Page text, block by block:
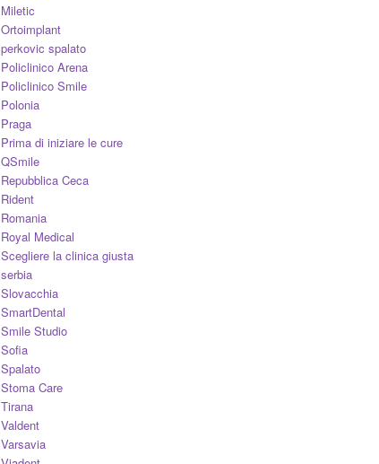
Miletic
Ortoimplant
perkovic spalato
Policlinico Arena
Policlinico Smile
Polonia
Praga
Prima di iniziare le cure
QSmile
Repubblica Ceca
Rident
Romania
Royal Medical
Scegliere la clinica giusta
serbia
Slovacchia
SmartDental
Smile Studio
Sofia
Spalato
Stoma Care
Tirana
Valdent
Varsavia